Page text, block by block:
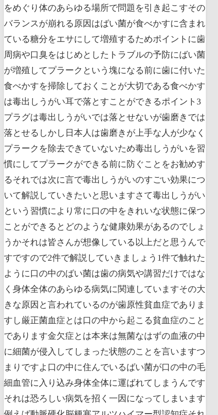
をめぐり体のあらゆる場所で問題を引き起こすその
バランスが崩れる原因はばい菌が食べかすに含まれ
ている糖分をエサにして増殖するためポイントに歯
周病や口臭をはじめとしたトラブルの予防にばい菌
が増殖してプラークという塊になる前に歯に付いた
食べかすを掃除しておくことが大切である食べかす
は毒出しうがい耳で落とすことができるポイント3
プラグは毒出しうがいでは落とせないが歯磨きでは
落とせるしかし日本人は歯磨きが上手な人が少なく
プラークを除去できていないため毒出しうがいを習
慣にしてプラークができる前に防ぐことをお勧めす
るそれでは次に言で毒出しうがいのすごい効果につ
いて解説していきたいと思いますさて毒出しうがい
という習慣により常に口の中をきれいな状態に保つ
ことができるとどのような健康効果があるのでしょ
うかそれは皆さんが想像している以上だと思うんで
すですので2件で解説していきましょう1件で触れた
ように口の中のばい菌は歯の病気や講習だけではな
く身体全体のあらゆる病気に関連していますその大
きな原因と言われているのが歯原性貧血症でありま
すし厳正菌血症とは口の中から起こる貧血症のこと
であります金欠症とは本来は無菌なはずの血液の中
に細菌が侵入してしまった状態のことを言いますつ
まりですよ口の中に住んでいるばい菌が口の中の毛
細血管に入り込み身体全体に運ばれてしまうんです
それは恐ろしい病気を招く一因になってしまいます